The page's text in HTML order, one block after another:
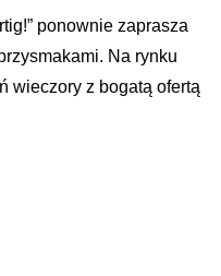
ponownie zaprasza
Na rynku
wieczory z bogatą ofertą